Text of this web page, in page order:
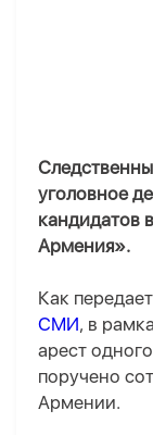
уголовное
кандидатов
Армения».
Как передает
СМИ, в
арест
поручено
Армении.